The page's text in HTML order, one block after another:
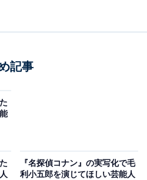
会をパニックに陥れる爆破予
向かうコナンの息もつかせぬ
と青の導線のどちらを切るか
クスシーンは、シリーズ屈指
記事
『名探偵コナン』の実写化で毛
利小五郎を演じてほしい芸能人